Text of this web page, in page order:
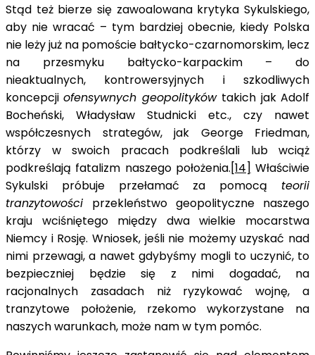
Stąd też bierze się zawoalowana krytyka Sykulskiego,
aby nie wracać – tym bardziej obecnie, kiedy Polska
nie leży już na pomoście bałtycko-czarnomorskim, lecz
na przesmyku bałtycko-karpackim – do
nieaktualnych, kontrowersyjnych i szkodliwych
koncepcjiofensywnych geopolityków takich jak Adolf
Bocheński, Władysław Studnicki etc., czy nawet
współczesnych strategów, jak George Friedman,
którzy w swoich pracach podkreślali lub wciąż
podkreślają fatalizm naszego położenia.[14] Właściwie
Sykulski próbuje przełamać za pomocą teorii
tranzytowości przekleństwo geopolityczne naszego
kraju wciśniętego między dwa wielkie mocarstwa
Niemcy i Rosję. Wniosek, jeśli nie możemy uzyskać nad
nimi przewagi, a nawet gdybyśmy mogli to uczynić, to
bezpieczniej będzie się z nimi dogadać, na
racjonalnych zasadach niż ryzykować wojnę, a
tranzytowe położenie, rzekomo wykorzystane na
naszych warunkach, może nam w tym pomóc.